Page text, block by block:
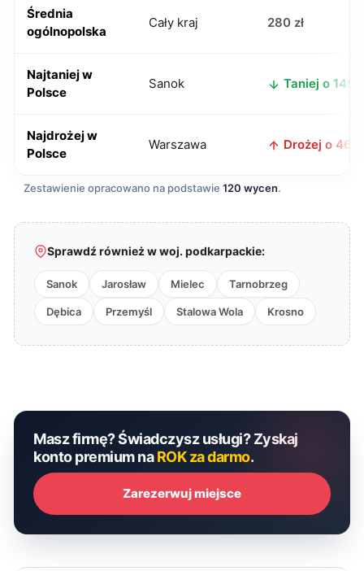
Średnia
ogólnopolska
Cały kraj 280 zł
Najtaniej w
Polsce
Sanok Taniej o 149
Najdrożej w
Polsce
Warszawa Drożej o 46 zł
Zestawienie opracowano na podstawie 120 wycen.
Sprawdź również w woj. podkarpackie:
Sanok Jarosław Mielec Tarnobrzeg
Dębica Przemyśl Stalowa Wola Krosno
Masz firmę? Świadczysz usługi? Zyskaj
konto premium naROK za darmo.
Zarezerwuj miejsce